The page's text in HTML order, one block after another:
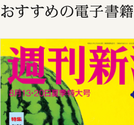
おすすめの電子書籍